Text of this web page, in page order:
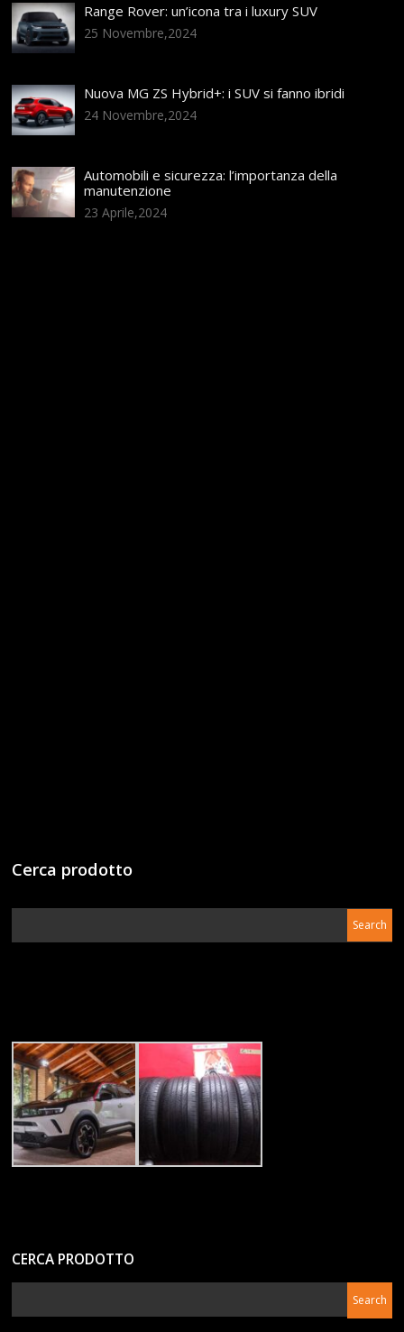
Range Rover: un’icona tra i luxury SUV
25 Novembre,2024
Nuova MG ZS Hybrid+: i SUV si fanno ibridi
24 Novembre,2024
Automobili e sicurezza: l’importanza della
manutenzione
23 Aprile,2024
Cerca prodotto
CERCA PRODOTTO